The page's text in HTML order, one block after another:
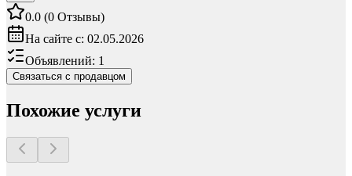
0.0 (0 Отзывы)
На сайте с: 02.05.2026
Объявлений: 1
Связаться с продавцом
Похожие услуги